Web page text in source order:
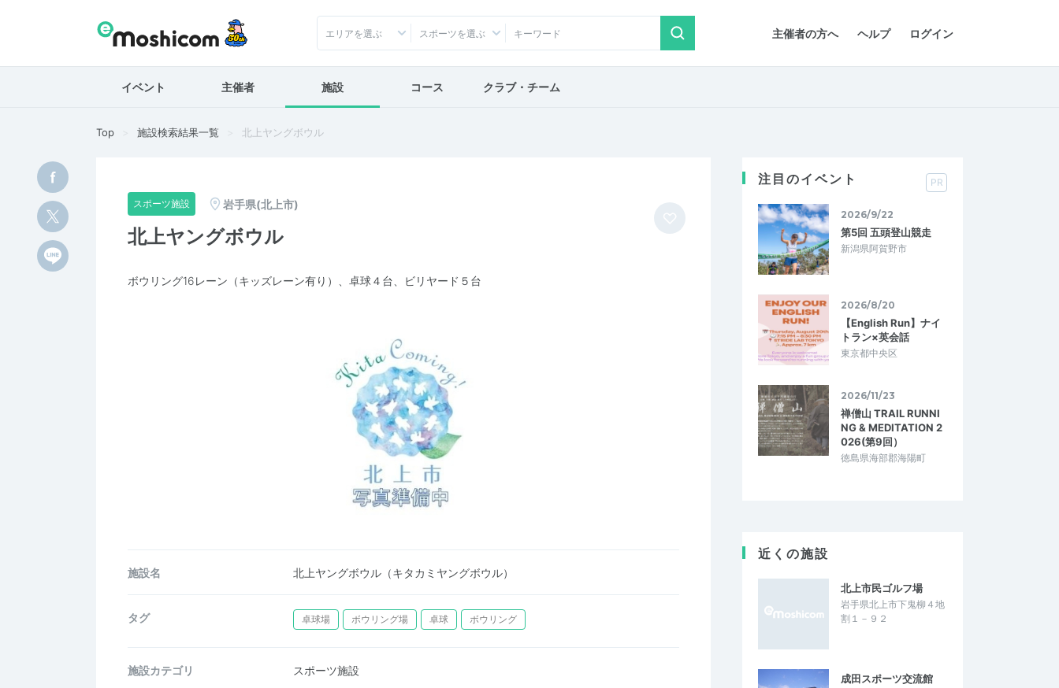
主催者の方へ ヘルプ ログイン
エリアを選ぶ スポーツを選ぶ
イベント 主催者 施設 コース クラブ・チーム
Top 施設検索結果一覧 北上ヤングボウル
スポーツ施設 岩手県(北上市)
北上ヤングボウル
ボウリング16レーン（キッズレーン有り）、卓球４台、ビリヤード５台
施設名 北上ヤングボウル（キタカミヤングボウル）
タグ 卓球場 ボウリング場 卓球 ボウリング
施設カテゴリ スポーツ施設
注目のイベント PR
2026/9/22
第5回 五頭登山競走
新潟県阿賀野市
2026/8/20
【English Run】ナイ
トラン×英会話
東京都中央区
2026/11/23
禅僧山 TRAIL RUNNI
NG & MEDITATION 2
026(第9回）
徳島県海部郡海陽町
近くの施設
北上市民ゴルフ場
岩手県北上市下鬼柳４地
割１－９２
成田スポーツ交流館